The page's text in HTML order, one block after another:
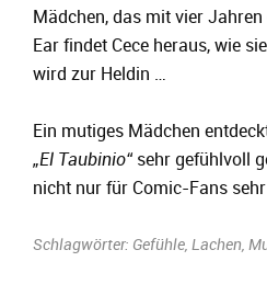
Mädchen, das mit vier
Ear findet Cece heraus, wie
wird zur Heldin …
Ein mutiges Mädchen
„El Taubinio“ sehr gefühlvoll
nicht nur für Comic-Fans
Schlagwörter: Gefühle, Lachen,